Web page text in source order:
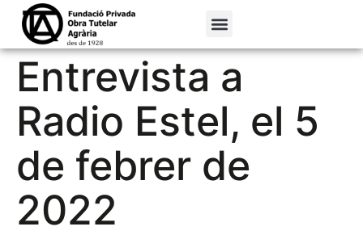
Entrevista a
Radio Estel, el 5
de febrer de
2022